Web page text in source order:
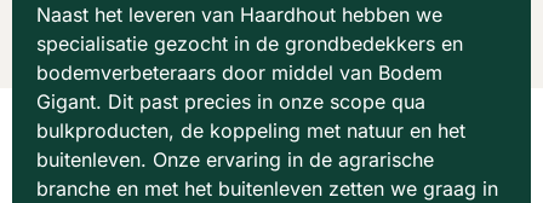
Naast het leveren van Haardhout hebben we
specialisatie gezocht in de grondbedekkers en
bodemverbeteraars door middel van Bodem
Gigant. Dit past precies in onze scope qua
bulkproducten, de koppeling met natuur en het
buitenleven. Onze ervaring in de agrarische
branche en met het buitenleven zetten we graag in